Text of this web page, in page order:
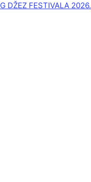
DŽEZ FESTIVALA 2026.